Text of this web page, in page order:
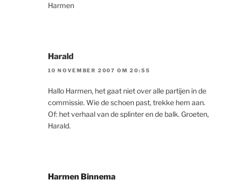
Harmen
Harald
10 NOVEMBER 2007 OM 20:55
Hallo Harmen, het gaat niet over alle partijen in de
commissie. Wie de schoen past, trekke hem aan.
Of: het verhaal van de splinter en de balk. Groeten,
Harald.
Harmen Binnema